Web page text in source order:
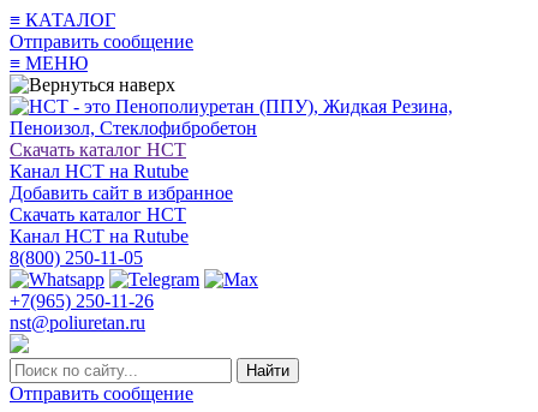
≡ КАТАЛОГ
Отправить сообщение
≡ МЕНЮ
Скачать каталог НСТ
Канал НСТ на Rutube
Добавить сайт в избранное
Скачать каталог НСТ
Канал НСТ на Rutube
8(800) 250-11-05
+7(965) 250-11-26
nst@poliuretan.ru
Найти
Отправить сообщение